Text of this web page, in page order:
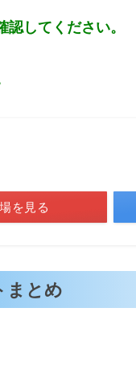
してください。
を見る
まとめ